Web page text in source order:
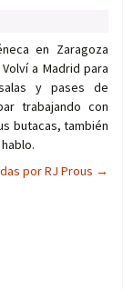
en Zaragoza
a Madrid para
y pases de
trabajando con
butacas, también
por RJ Prous →